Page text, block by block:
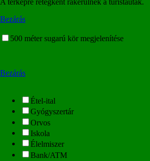
A térképre rétegként rákerülnek a turistautak.
Bezárás
500 méter sugarú kör megjelenítése
Bezárás
Étel-ital
Gyógyszertár
Orvos
Iskola
Élelmiszer
Bank/ATM